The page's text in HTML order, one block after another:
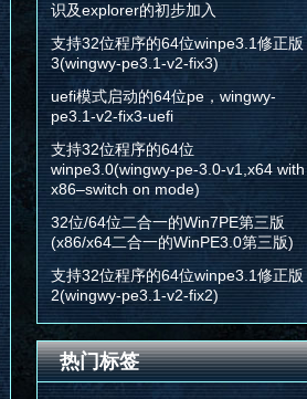
识及explorer的初步加入
支持32位程序的64位winpe3.1修正版
3(wingwy-pe3.1-v2-fix3)
uefi模式启动的64位pe，wingwy-
pe3.1-v2-fix3-uefi
支持32位程序的64位
winpe3.0(wingwy-pe-3.0-v1,x64 with
x86–switch on mode)
32位/64位二合一的Win7PE第三版
(x86/x64二合一的WinPE3.0第三版)
支持32位程序的64位winpe3.1修正版
2(wingwy-pe3.1-v2-fix2)
热门标签